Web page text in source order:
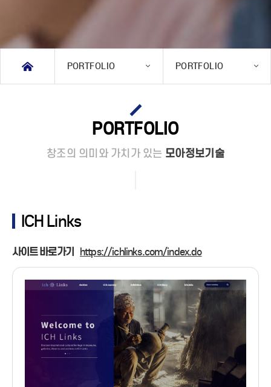
PORTFOLIO PORTFOLIO
PORTFOLIO
창조의 의미와 가치가 있는 모아정보기술
ICH Links
사이트 바로가기 https://ichlinks.com/index.do
PORTFOLIO
PARTNER